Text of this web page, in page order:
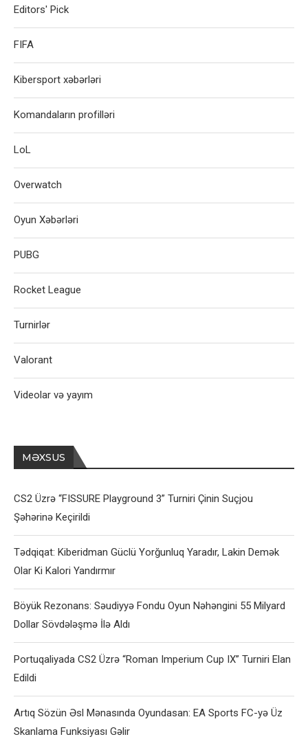
Editors' Pick
FIFA
Kibersport xəbərləri
Komandaların profilləri
LoL
Overwatch
Oyun Xəbərləri
PUBG
Rocket League
Turnirlər
Valorant
Videolar və yayım
MƏXSUS
CS2 Üzrə “FISSURE Playground 3” Turniri Çinin Suçjou
Şəhərinə Keçirildi
Tədqiqat: Kiberidman Güclü Yorğunluq Yaradır, Lakin Demək
Olar Ki Kalori Yandırmır
Böyük Rezonans: Səudiyyə Fondu Oyun Nəhəngini 55 Milyard
Dollar Sövdələşmə İlə Aldı
Portuqaliyada CS2 Üzrə “Roman Imperium Cup IX” Turniri Elan
Edildi
Artıq Sözün Əsl Mənasında Oyundasan: EA Sports FC-yə Üz
Skanlama Funksiyası Gəlir